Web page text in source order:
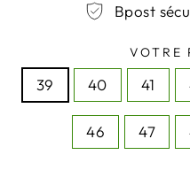
Bpost
VOTRE
39 40 41
46 47